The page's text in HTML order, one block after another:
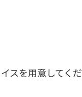
スを用意してくだ